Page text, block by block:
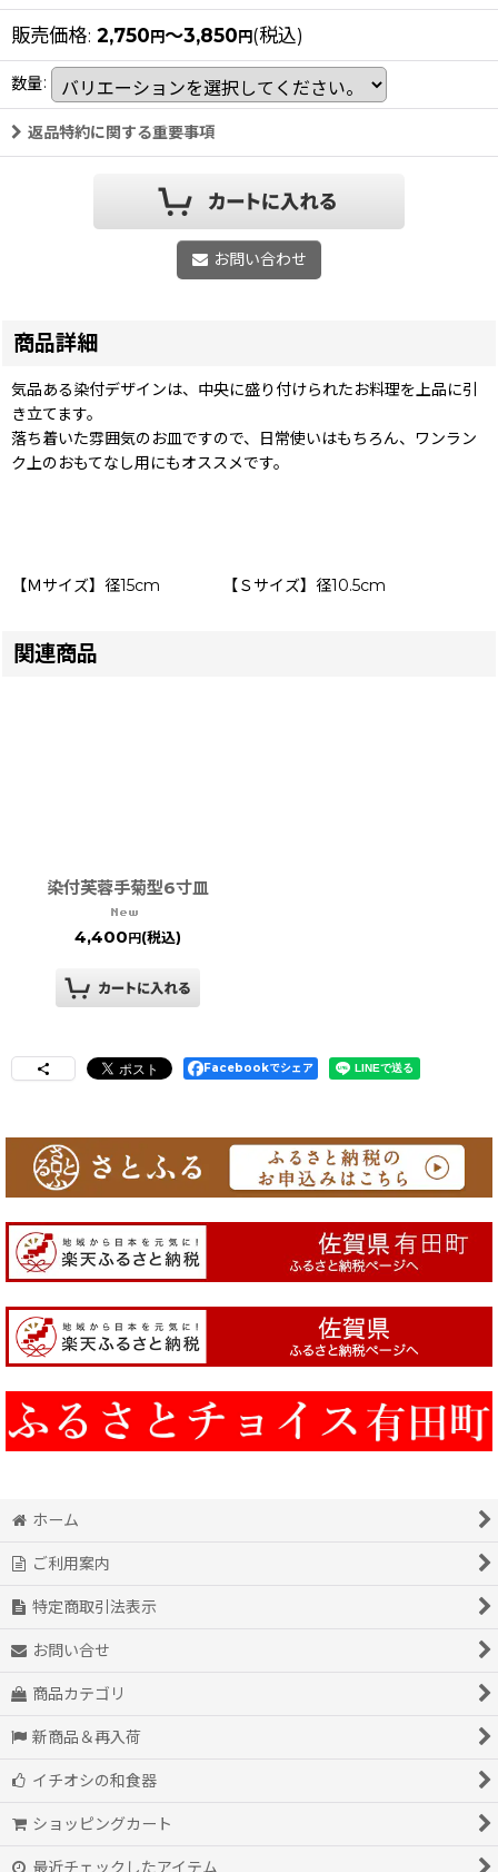
販売価格: 2,750円～3,850円(税込)
数量:
返品特約に関する重要事項
お問い合わせ
商品詳細
気品ある染付デザインは、中央に盛り付けられたお料理を上品に引
き立てます。
落ち着いた雰囲気のお皿ですので、日常使いはもちろん、ワンラン
ク上のおもてなし用にもオススメです。
【Ｍサイズ】径15cm 【Ｓサイズ】径10.5cm
関連商品
染付芙蓉手菊型6寸皿
4,400円(税込)
Facebookでシェア
ホーム
ご利用案内
特定商取引法表示
お問い合せ
商品カテゴリ
新商品＆再入荷
イチオシの和食器
ショッピングカート
最近チェックしたアイテム